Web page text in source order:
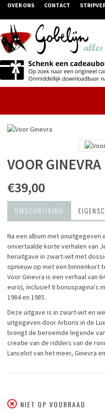
OVER ONS CONTACT
VOOR GINEVRA
€39,00
OMSCHRIJVING
Na een album met
onvertaalde korte verhalen van
heruitgave in zwart-wit met
opnieuw op met een binnenkort
Voor Ginevra is een verhaal van
euro), inclusief 6 bonuspagina's
1984 en 1985.
Deze uitgave is in zwart-wit en
uitgegeven door Arboris in de
brengt de beroemde legende
creatie van de ridders van de
Lancelot van het meer, Ginevra
NIET OP VOORRAAD